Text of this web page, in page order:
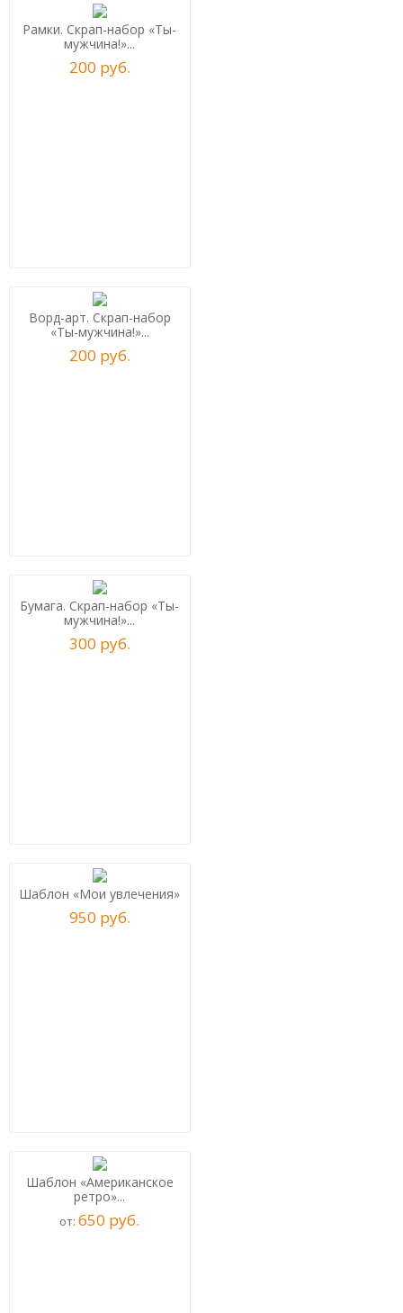
Рамки. Скрап-набор «Ты-
мужчина!»...
200 руб.
Ворд-арт. Скрап-набор
«Ты-мужчина!»...
200 руб.
Бумага. Скрап-набор «Ты-
мужчина!»...
300 руб.
Шаблон «Мои увлечения»
950 руб.
Шаблон «Американское
ретро»...
от:650 руб.